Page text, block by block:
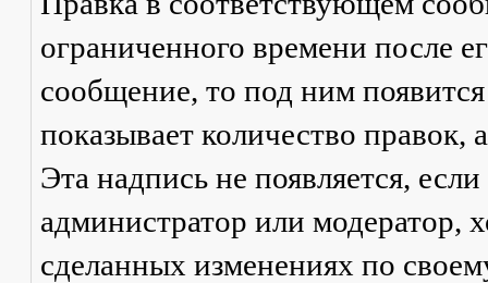
ограниченного времени после
сообщение, то под ним
показывает количество правок,
Эта надпись не появляется,
администратор или модератор,
сделанных изменениях по